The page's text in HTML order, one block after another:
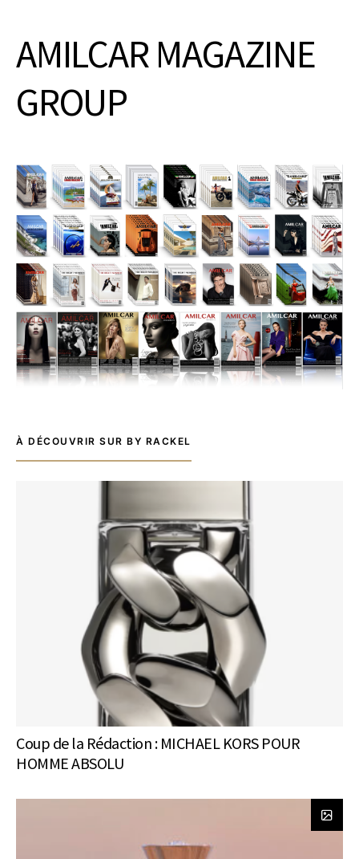
AMILCAR MAGAZINE
GROUP
À DÉCOUVRIR SUR BY RACKEL
Coup de la Rédaction : MICHAEL KORS POUR
HOMME ABSOLU